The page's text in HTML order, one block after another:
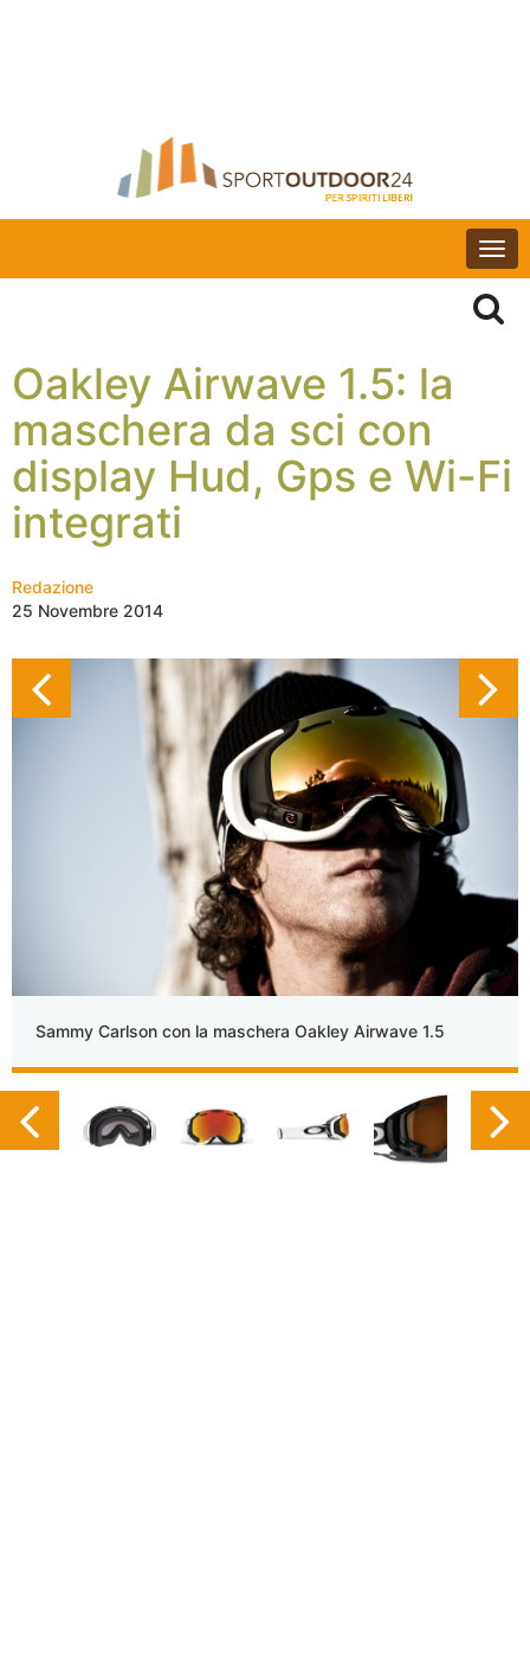
Oakley Airwave 1.5: la
maschera da sci con
display Hud, Gps e Wi-Fi
integrati
Redazione
25 Novembre 2014
Sammy Carlson con la maschera Oakley Airwave 1.5